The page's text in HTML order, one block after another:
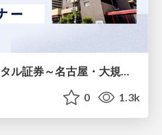
三井物産グループのデジタル証券～名古屋・大規模レジデンス～徹底解説セミナー
0 1.3k